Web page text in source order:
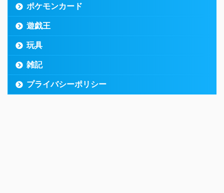
ポケモンカード
遊戯王
玩具
雑記
プライバシーポリシー